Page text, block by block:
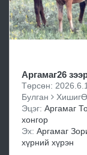
Аргамаг26
Төрсөн:
Булган
Эцэг: Аргамаг
хонгор
Эх: Аргамаг
хүрний хүрэн